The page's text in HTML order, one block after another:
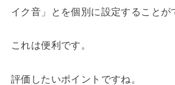
イク音」とを個別に設定することが
これは便利です。
評価したいポイントですね。